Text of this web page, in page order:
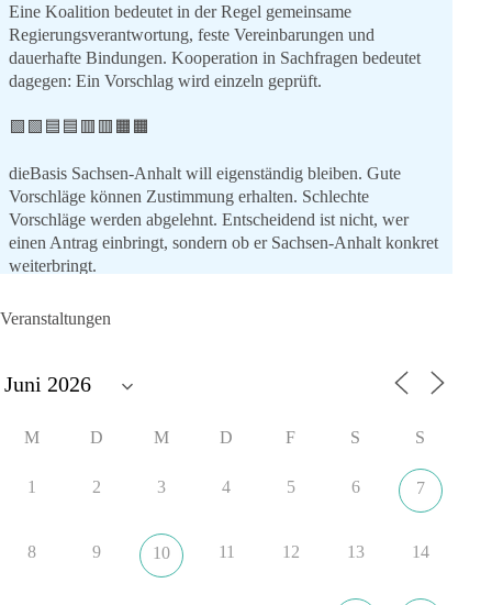
Eine Koalition bedeutet in der Regel gemeinsame
Regierungsverantwortung, feste Vereinbarungen und
dauerhafte Bindungen. Kooperation in Sachfragen bedeutet
dagegen: Ein Vorschlag wird einzeln geprüft.
🟩🟩🟦🟦🟥🟥🟧🟧
dieBasis Sachsen-Anhalt will eigenständig bleiben. Gute
Vorschläge können Zustimmung erhalten. Schlechte
Vorschläge werden abgelehnt. Entscheidend ist nicht, wer
einen Antrag einbringt, sondern ob er Sachsen-Anhalt konkret
weiterbringt.
Ablehnung. Keine politische Verschmelzung.
Entscheidungen? 👇
#dieBasis #SachsenAnhalt #Landtagswahl2026
#Kooperation
Veranstaltungen
M D M D F S S
1 2 3 4 5 6 7
8 9 10 11 12 13 14